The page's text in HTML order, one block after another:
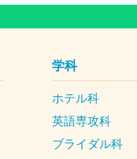
学科
ホテル科
英語専攻科
ブライダル科